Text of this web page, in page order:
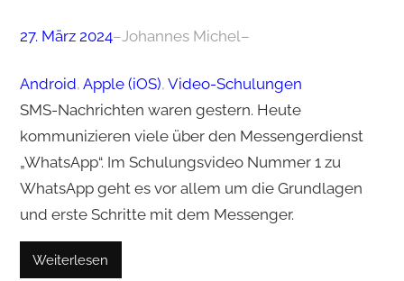
27. März 2024–Johannes Michel–
Android, Apple (iOS), Video-Schulungen
SMS-Nachrichten waren gestern. Heute
kommunizieren viele über den Messengerdienst
„WhatsApp“. Im Schulungsvideo Nummer 1 zu
WhatsApp geht es vor allem um die Grundlagen
und erste Schritte mit dem Messenger.
Weiterlesen